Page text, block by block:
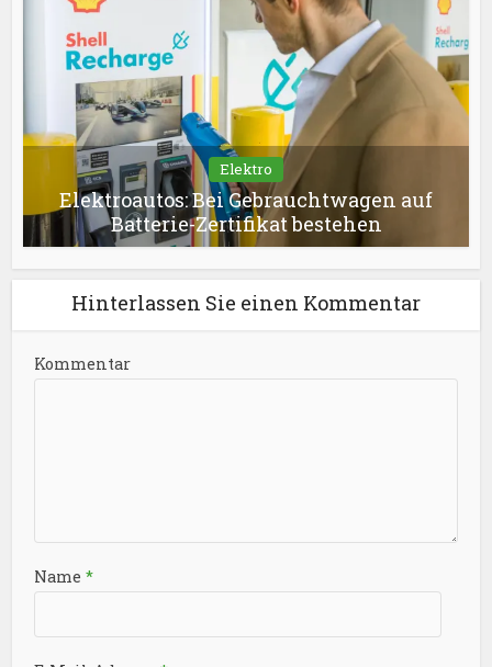
Elektro
Elektroautos: Bei Gebrauchtwagen auf
Batterie-Zertifikat bestehen
Hinterlassen Sie einen Kommentar
Kommentar
Name*